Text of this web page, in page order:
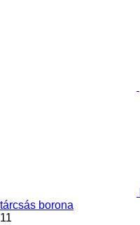
tárcsás borona
11